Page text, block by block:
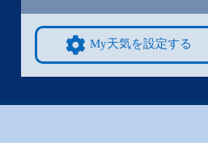
My天気を設定する